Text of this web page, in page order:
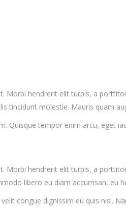
Morbi hendrerit elit turpis, a
tincidunt molestie. Mauris quam
Quisque tempor enim arcu, eget
Morbi hendrerit elit turpis, a
libero eu diam accumsan, eu
congue dignissim eu quis nisl.